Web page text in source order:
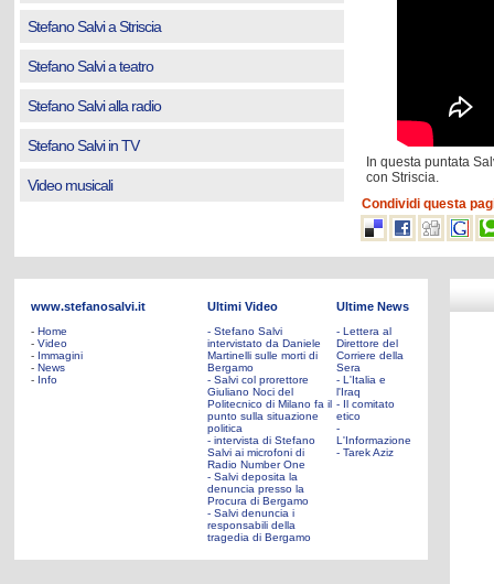
Stefano Salvi a Striscia
Stefano Salvi a teatro
Stefano Salvi alla radio
Stefano Salvi in TV
Video musicali
In questa puntata
con Striscia.
Condividi questa
www.stefanosalvi.it
- Home
- Video
- Immagini
- News
- Info
Ultimi Video
- Stefano Salvi
intervistato da Daniele
Martinelli sulle morti di
Bergamo
- Salvi col prorettore
Giuliano Noci del
Politecnico di Milano fa il
punto sulla situazione
politica
- intervista di Stefano
Salvi ai microfoni di
Radio Number One
- Salvi deposita la
denuncia presso la
Procura di Bergamo
- Salvi denuncia i
responsabili della
tragedia di Bergamo
Ultime News
- Lettera al
Direttore del
Corriere della
Sera
- L'Italia e
l'Iraq
- Il comitato
etico
-
L'Informazione
- Tarek Aziz